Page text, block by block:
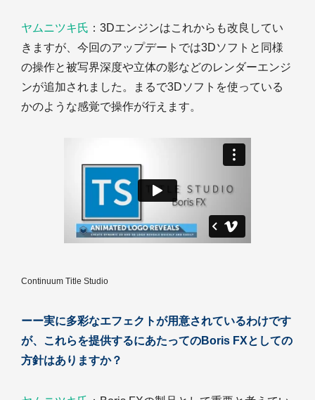
ヤムニツキ氏 ：3Dエンジンはこれからも改良してい
きますが、今回のアップデートでは3Dソフトと同様
の操作と被写界深度や立体の影などのレンダーエンジ
ンが追加されました。まるで3Dソフトを使っている
かのような感覚で操作が行えます。
Continuum Title Studio
ーー実に多彩なエフェクトが用意されているわけです
が、これらを提供するにあたってのBoris FXとしての
方針はありますか？